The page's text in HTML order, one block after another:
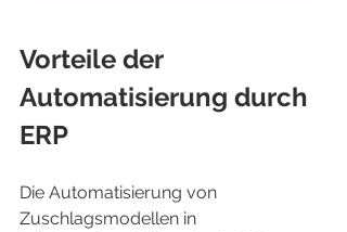
Vorteile der
Automatisierung durch
ERP
Die Automatisierung von
Zuschlagsmodellen in